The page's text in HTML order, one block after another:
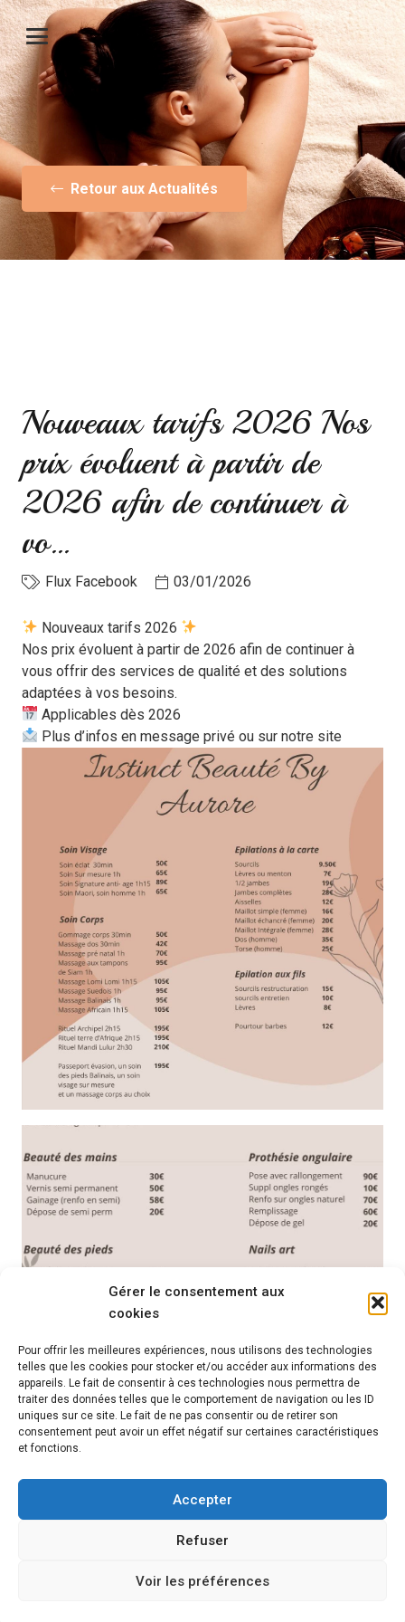
Gérer le consentement aux
cookies
Pour offrir les meilleures expériences, nous utilisons des technologies
telles que les cookies pour stocker et/ou accéder aux informations des
appareils. Le fait de consentir à ces technologies nous permettra de
traiter des données telles que le comportement de navigation ou les ID
uniques sur ce site. Le fait de ne pas consentir ou de retirer son
consentement peut avoir un effet négatif sur certaines caractéristiques
et fonctions.
Accepter
Refuser
Voir les préférences
Retour aux Actualités
Nouveaux tarifs 2026 Nos
prix évoluent à partir de
2026 afin de continuer à
vo…
Flux Facebook 03/01/2026
Nouveaux tarifs 2026
Nos prix évoluent à partir de 2026 afin de continuer à
vous offrir des services de qualité et des solutions
adaptées à vos besoins.
Applicables dès 2026
Plus d’infos en message privé ou sur notre site